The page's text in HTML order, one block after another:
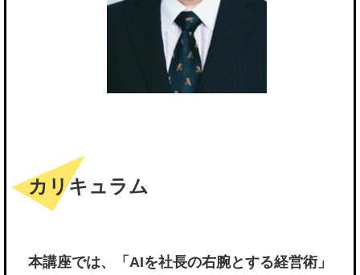
カリキュラム
本講座では、「AIを社長の右腕とする経営術」